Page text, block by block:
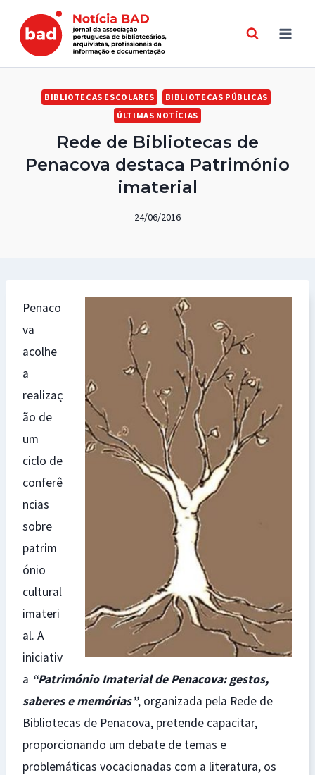
content
BIBLIOTECAS ESCOLARES
BIBLIOTECAS PÚBLICAS
ÚLTIMAS NOTÍCIAS
Rede de Bibliotecas de
Penacova destaca Património
imaterial
24/06/2016
Penaco
va
acolhe
a
realizaç
ão de
um
ciclo de
conferê
ncias
sobre
patrim
ónio
cultural
imateri
al. A
iniciativ
a “Património Imaterial de Penacova: gestos,
saberes e memórias”, organizada pela Rede de
Bibliotecas de Penacova, pretende capacitar,
proporcionando um debate de temas e
problemáticas vocacionadas com a literatura, os